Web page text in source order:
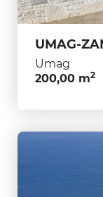
Umag
200,00 m2